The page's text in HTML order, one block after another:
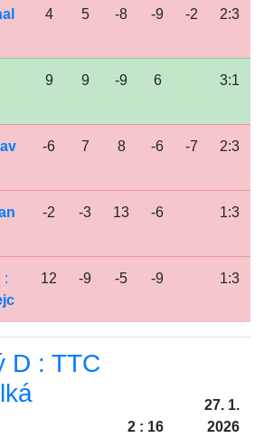
4 5 -8 -9 -2 2:3
9 9 -9 6 3:1
-6 7 8 -6 -7 2:3
-2 -3 13 -6 1:3
:
12 -9 -5 -9 1:3
D : TTC
2 : 16
27. 1.
2026